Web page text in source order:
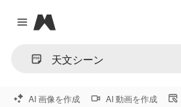
Close menu
Magnific
AI 画像を作成 AI 動画を作成